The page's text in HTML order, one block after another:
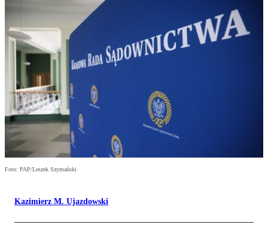
Foto: PAP/Leszek Szymański
Kazimierz M. Ujazdowski